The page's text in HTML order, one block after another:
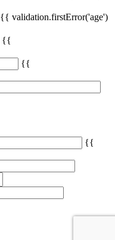
{{ validation.firstError('age')
{{
{{
{{